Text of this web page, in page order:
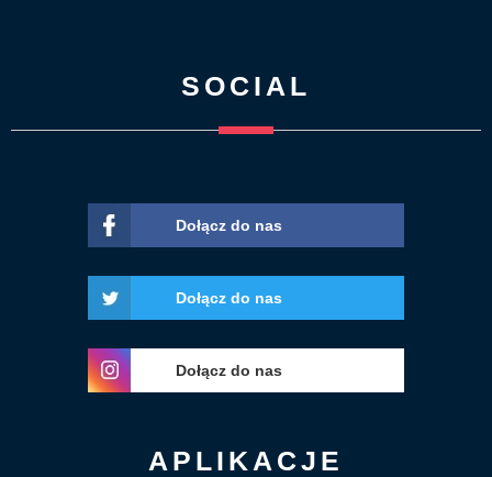
SOCIAL
Dołącz do nas
Dołącz do nas
Dołącz do nas
APLIKACJE